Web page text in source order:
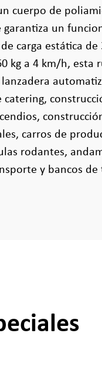
cuerpo de
un
carga estática
kg a 4 km/h, esta
lanzadera
catering,
carros de
rodantes,
y bancos de